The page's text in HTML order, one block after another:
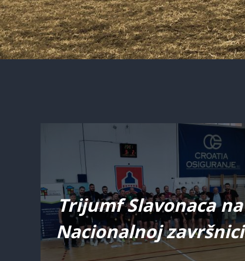
Trijumf Slavonaca na
Nacionalnoj završnici